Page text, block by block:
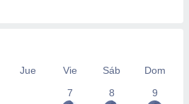
Jue Vie Sáb
Dom
7
8 9